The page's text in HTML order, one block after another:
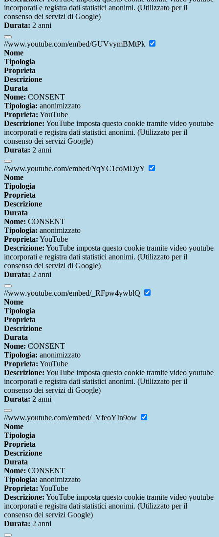
incorporati e registra dati statistici anonimi. (Utilizzato per il
consenso dei servizi di Google)
Durata: 2 anni
//www.youtube.com/embed/GUVvymBMtPk
Nome
Tipologia
Proprieta
Descrizione
Durata
Nome: CONSENT
Tipologia: anonimizzato
Proprieta: YouTube
Descrizione: YouTube imposta questo cookie tramite video youtube
incorporati e registra dati statistici anonimi. (Utilizzato per il
consenso dei servizi Google)
Durata: 2 anni
//www.youtube.com/embed/YqYC1coMDyY
Nome
Tipologia
Proprieta
Descrizione
Durata
Nome: CONSENT
Tipologia: anonimizzato
Proprieta: YouTube
Descrizione: YouTube imposta questo cookie tramite video youtube
incorporati e registra dati statistici anonimi. (Utilizzato per il
consenso dei servizi di Google)
Durata: 2 anni
//www.youtube.com/embed/_RFpw4ywblQ
Nome
Tipologia
Proprieta
Descrizione
Durata
Nome: CONSENT
Tipologia: anonimizzato
Proprieta: YouTube
Descrizione: YouTube imposta questo cookie tramite video youtube
incorporati e registra dati statistici anonimi. (Utilizzato per il
consenso dei servizi di Google)
Durata: 2 anni
//www.youtube.com/embed/_VfeoYIn9ow
Nome
Tipologia
Proprieta
Descrizione
Durata
Nome: CONSENT
Tipologia: anonimizzato
Proprieta: YouTube
Descrizione: YouTube imposta questo cookie tramite video youtube
incorporati e registra dati statistici anonimi. (Utilizzato per il
consenso dei servizi Google)
Durata: 2 anni